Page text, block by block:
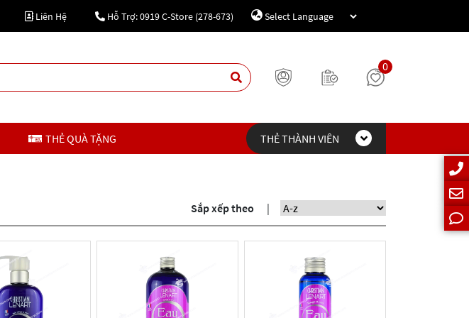
Liên Hệ Hỗ Trợ: 0919 C-Store (278-673)
0
THẺ QUÀ TẶNG THẺ THÀNH VIÊN
Sắp xếp theo |